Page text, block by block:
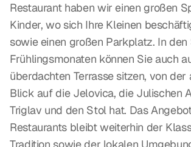
Restaurant haben wir einen großen
Kinder, wo sich Ihre Kleinen
sowie einen großen Parkplatz. In
Frühlingsmonaten können Sie auch
überdachten Terrasse sitzen, von der
Blick auf die Jelovica, die Julischen
Triglav und den Stol hat. Das
Restaurants bleibt weiterhin der